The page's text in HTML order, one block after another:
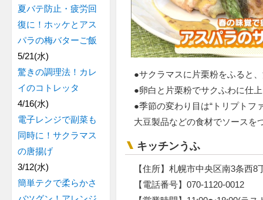
●サクラマスに片栗粉をふると
●卵白と片栗粉でサクふわに仕
●季節の変わり目は“トリプトフ
大豆製品などの食材でソースを
キッチンうふ
【住所】札幌市中央区南3条西8
【電話番号】070-1120-0012
夏バテ防止・疲労回
復に！ホッケとアス
パラの梅バターご飯
5/21(水)
驚きの調理法！カレ
イのコトレッタ
4/16(水)
電子レンジで副菜も
同時に！サクラマス
の唐揚げ
3/12(水)
簡単テクで柔らかさ